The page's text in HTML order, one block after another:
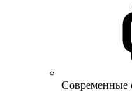
Современные